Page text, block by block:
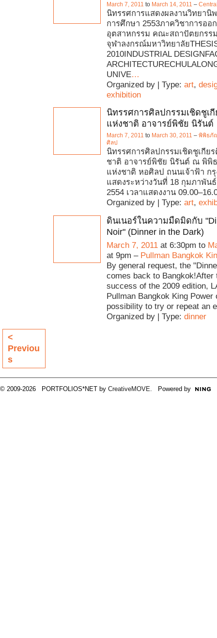
March 7, 2011 to March 14, 2011 –
นิทรรศการแสดงผลงานวิทยานิ
การศึกษา 2553ภาควิชาการออ
อุตสาหกรรม คณะสถาปัตยกรร
จุฬาลงกรณ์มหาวิทยาลัย
2010INDUSTRIAL
UNIVE…
Organized by | Type: art,
exhibition
นิทรรศการศิลปกรรมเชิดชูเ
แห่งชาติ อาจารย์พิชัย นิรันต์
March 7, 2011 to March 30, 2011 – พิพิธภั
ศิลป
นิทรรศการศิลปกรรมเชิดชูเกีย
ชาติ อาจารย์พิชัย นิรันต์ ณ พิ
แห่งชาติ หอศิลป ถนนเจ้าฟ้า กรุ
แสดงระหว่างวันที่ 18 กุมภาพัน
2554 เวลาแสดงงาน
Organized by | Type: art,
ดินเนอร์ในความมืดมิดกับ
Noir" (Dinner in the Dark)
March 7, 2011 at 6:30pm to
at 9pm – Pullman Bangkok
By general request, the
comes back to Bangkok!After
success of the 2009 edition,
Pullman Bangkok King Power
possibility to try or repeat an
Organized by | Type: dinner
<
Previou
s
© 2009-2026 PORTFOLIOS*NET by CreativeMOVE. Powered by